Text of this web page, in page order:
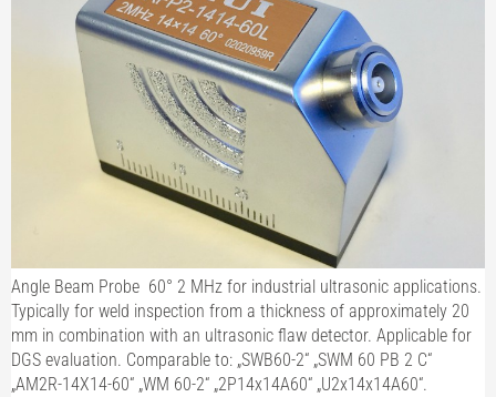
Angle Beam Probe 60° 2 MHz for industrial ultrasonic applications.
Typically for weld inspection from a thickness of approximately 20
mm in combination with an ultrasonic flaw detector. Applicable for
DGS evaluation. Comparable to: „SWB60-2“ „SWM 60 PB 2 C“
„AM2R-14X14-60“ „WM 60-2“ „2P14x14A60“ „U2x14x14A60“.